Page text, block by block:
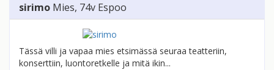
sirimo Mies, 74v Espoo
Tässä villi ja vapaa mies etsimässä seuraa teatteriin,
konserttiin, luontoretkelle ja mitä ikin...